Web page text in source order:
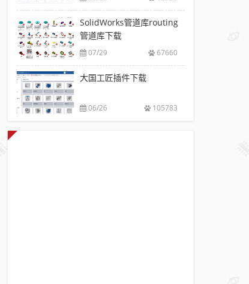
SolidWorks管道库routing
管道库下载
07/29 67660
大国工匠插件下载
06/26 105783